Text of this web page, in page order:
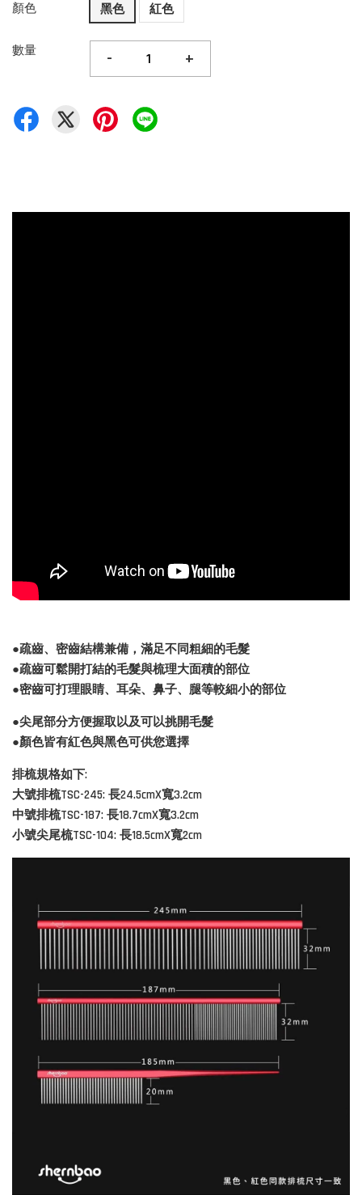
顏色 黑色 紅色
數量 - +
●疏齒、密齒結構兼備，滿足不同粗細的毛髮
●疏齒可鬆開打結的毛髮與梳理大面積的部位
●密齒可打理眼睛、耳朵、鼻子、腿等較細小的部位
●尖尾部分方便握取以及可以挑開毛髮
●顏色皆有紅色與黑色可供您選擇
排梳規格如下:
大號排梳TSC-245: 長24.5cmX寬3.2cm
中號排梳TSC-187: 長18.7cmX寬3.2cm
小號尖尾梳TSC-104: 長18.5cmX寬2cm